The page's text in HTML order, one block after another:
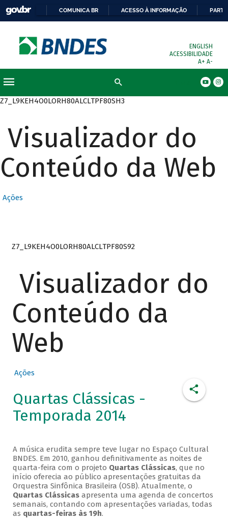
COMUNICA BR ACESSO À INFORMAÇÃO
ENGLISH
ACESSIBILIDADE
A+ A-
Z7_L9KEH4O0LORH80ALCLTPF80SH3
Visualizador do
Conteúdo da Web
Ações
Z7_L9KEH4O0LORH80ALCLTPF80S92
Visualizador do
Conteúdo da
Web
Ações
Quartas Clássicas -
Temporada 2014
A música erudita sempre teve lugar no Espaço Cultural
BNDES. Em 2010, ganhou definitivamente as noites de
quarta-feira com o projeto Quartas Clássicas, que no
início oferecia ao público apresentações gratuitas da
Orquestra Sinfônica Brasileira (OSB). Atualmente, o
Quartas Clássicasapresenta uma agenda de concertos
semanais, contando com apresentações variadas, todas
as quartas-feiras às 19h.